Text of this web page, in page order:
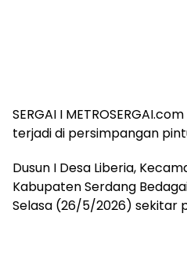
SERGAI I
terjadi di persimpangan
Dusun I Desa Liberia,
Kabupaten Serdang
Selasa (26/5/2026) sekitar